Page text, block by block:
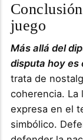
juego
Más allá del
disputa hoy es
trata de
coherencia. La
expresa en el
simbólico.